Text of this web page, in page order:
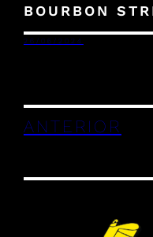
BOURBON
26/06/2024
ANTERIOR